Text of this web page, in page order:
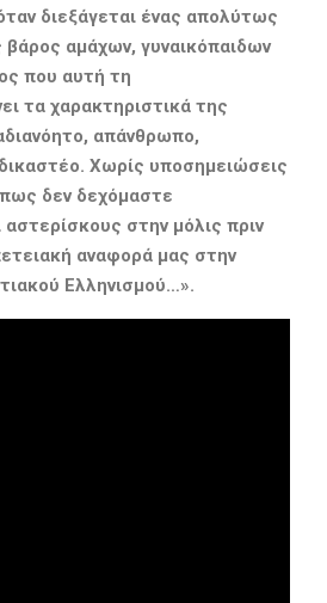
διεξάγεται ένας απολύτως
βάρος αμάχων, γυναικόπαιδων
που αυτή τη
τα χαρακτηριστικά της
απάνθρωπο,
Χωρίς υποσημειώσεις
δεν δεχόμαστε
στην μόλις πριν
αναφορά μας στην
Ελληνισμού…».